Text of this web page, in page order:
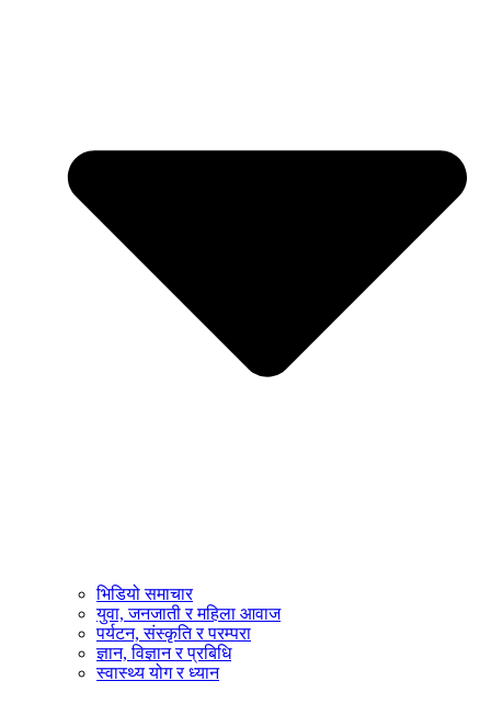
भिडियो समाचार
युवा, जनजाती र महिला आवाज
पर्यटन, संस्कृति र परम्परा
ज्ञान, विज्ञान र प्रबिधि
स्वास्थ्य योग र ध्यान